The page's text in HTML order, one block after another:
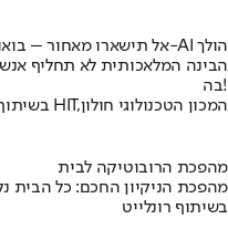
אל תישארו מאחור – בואו לגלות לאן ה-AI הולך
הבינה המלאכותית לא תחליף
בה!
בשיתוף HIT,המכון הטכנולוגי חולון
מהפכת הרובוטיקה לבית
מהפכת הניקיון החכם: כל הבית
בשיתוף רונלייט